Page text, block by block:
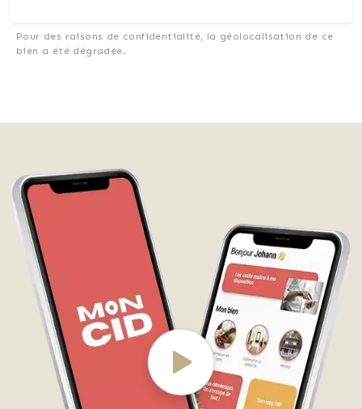
Pour des raisons de confidentialité, la géolocalisation de ce
bien a été dégradée.